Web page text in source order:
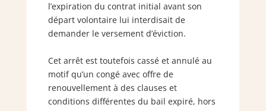
l’expiration du contrat initial avant son
départ volontaire lui interdisait de
demander le versement d’éviction.
Cet arrêt est toutefois cassé et annulé au
motif qu’un congé avec offre de
renouvellement à des clauses et
conditions différentes du bail expiré, hors